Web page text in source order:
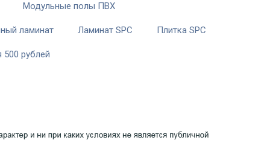
Модульные полы ПВХ
ламинат Ламинат SPC Плитка SPC
рублей